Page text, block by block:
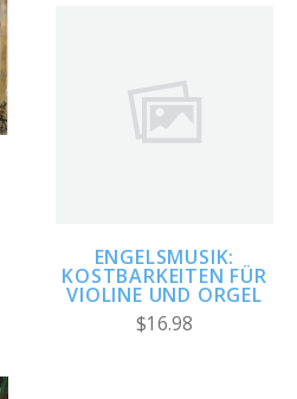
ENGELSMUSIK:
KOSTBARKEITEN FÜR
VIOLINE UND ORGEL
$16.98